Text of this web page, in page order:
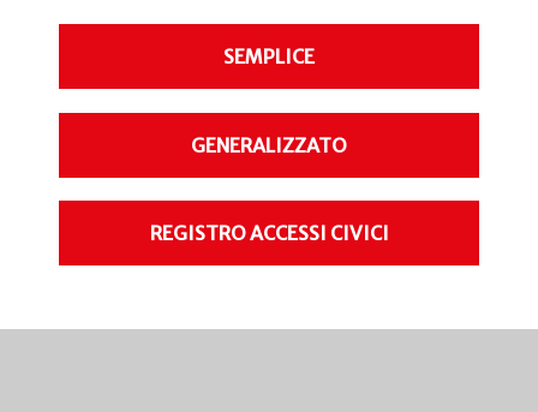
SEMPLICE
GENERALIZZATO
REGISTRO ACCESSI CIVICI